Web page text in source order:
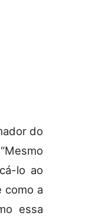
do
lo ao
como a
essa